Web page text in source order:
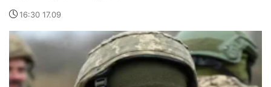
16:30 17.09